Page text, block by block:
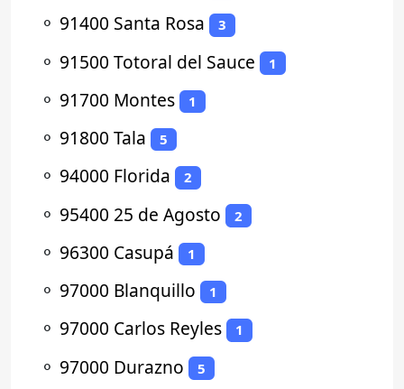
⚬ 91400 Santa Rosa 3
⚬ 91500 Totoral del Sauce 1
⚬ 91700 Montes 1
⚬ 91800 Tala 5
⚬ 94000 Florida 2
⚬ 95400 25 de Agosto 2
⚬ 96300 Casupá 1
⚬ 97000 Blanquillo 1
⚬ 97000 Carlos Reyles 1
⚬ 97000 Durazno 5